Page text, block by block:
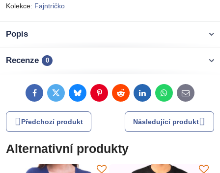
Kolekce: Fajntričko
Popis
Recenze 0
FacebookTwitterBlueskyPinterestRedditLinkedInWhatsApp
E-
mail
Předchozí produkt Následující produkt
Alternativní produkty